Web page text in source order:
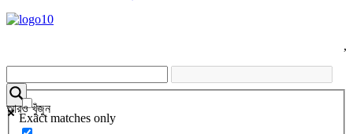
,
আরও খুঁজুন
Exact matches only